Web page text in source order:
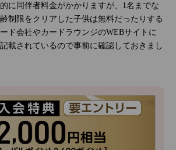
に同伴者料金がかかりますが、1名までな
制限をクリアした子供は無料だったりする
ド会社やカードラウンジのWEBサイトに
載されているので事前に確認しておきまし